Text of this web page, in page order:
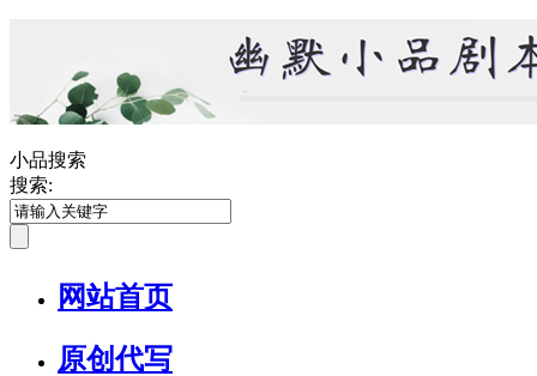
小品搜索
搜索:
网站首页
原创代写